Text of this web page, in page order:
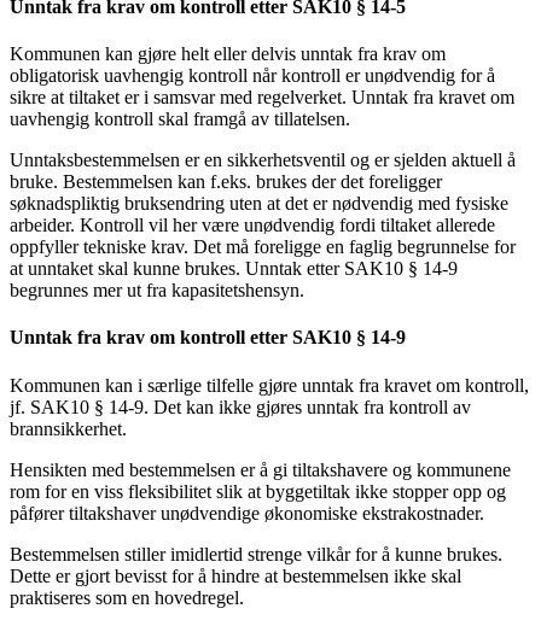
Unntak fra krav om kontroll etter SAK10 § 14-5
Kommunen kan gjøre helt eller delvis unntak fra krav om
obligatorisk uavhengig kontroll når kontroll er unødvendig for å
sikre at tiltaket er i samsvar med regelverket. Unntak fra kravet om
uavhengig kontroll skal framgå av tillatelsen.
Unntaksbestemmelsen er en sikkerhetsventil og er sjelden aktuell å
bruke. Bestemmelsen kan f.eks. brukes der det foreligger
søknadspliktig bruksendring uten at det er nødvendig med fysiske
arbeider. Kontroll vil her være unødvendig fordi tiltaket allerede
oppfyller tekniske krav. Det må foreligge en faglig begrunnelse for
at unntaket skal kunne brukes. Unntak etter SAK10 § 14-9
begrunnes mer ut fra kapasitetshensyn.
Unntak fra krav om kontroll etter SAK10 § 14-9
Kommunen kan i særlige tilfelle gjøre unntak fra kravet om kontroll,
jf. SAK10 § 14-9. Det kan ikke gjøres unntak fra kontroll av
brannsikkerhet.
Hensikten med bestemmelsen er å gi tiltakshavere og kommunene
rom for en viss fleksibilitet slik at byggetiltak ikke stopper opp og
påfører tiltakshaver unødvendige økonomiske ekstrakostnader.
Bestemmelsen stiller imidlertid strenge vilkår for å kunne brukes.
Dette er gjort bevisst for å hindre at bestemmelsen ikke skal
praktiseres som en hovedregel.